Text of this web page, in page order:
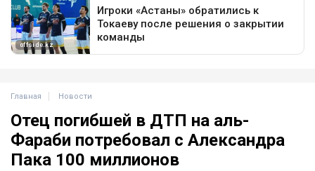
Главная Новости
Отец погибшей в ДТП на аль-
Фараби потребовал с Александра
Пака 100 миллионов